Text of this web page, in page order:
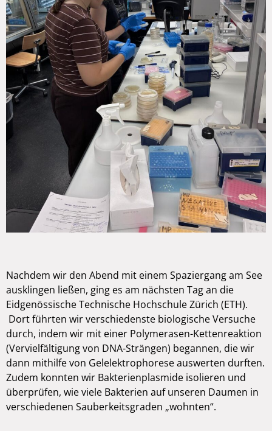
Nachdem wir den Abend mit einem Spaziergang am See
ausklingen ließen, ging es am nächsten Tag an die
Eidgenössische Technische Hochschule Zürich (ETH).
Dort führten wir verschiedenste biologische Versuche
durch, indem wir mit einer Polymerasen-Kettenreaktion
(Vervielfältigung von DNA-Strängen) begannen, die wir
dann mithilfe von Gelelektrophorese auswerten durften.
Zudem konnten wir Bakterienplasmide isolieren und
überprüfen, wie viele Bakterien auf unseren Daumen in
verschiedenen Sauberkeitsgraden „wohnten“.